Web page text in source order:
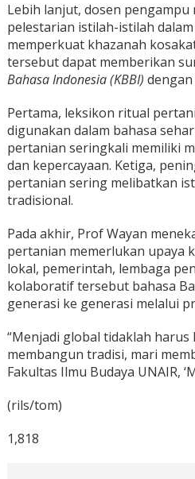
Lebih lanjut, dosen
pelestarian istilah-istilah
memperkuat khazanah
tersebut dapat memberikan
Bahasa Indonesia (KBBI)
Pertama, leksikon ritual
digunakan dalam bahasa
pertanian seringkali memiliki
dan kepercayaan. Ketiga,
pertanian sering melibatkan
tradisional.
Pada akhir, Prof Wayan
pertanian memerlukan upaya
lokal, pemerintah, lembaga
kolaboratif tersebut bahasa
generasi ke generasi melalui
“Menjadi global tidaklah
membangun tradisi, mari
Fakultas Ilmu Budaya UNAIR,
(rils/tom)
1,818